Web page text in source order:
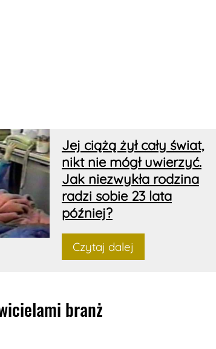
Jej ciążą żył cały świat,
nikt nie mógł uwierzyć.
Jak niezwykła rodzina
radzi sobie 23 lata
później?
Czytaj dalej
branż